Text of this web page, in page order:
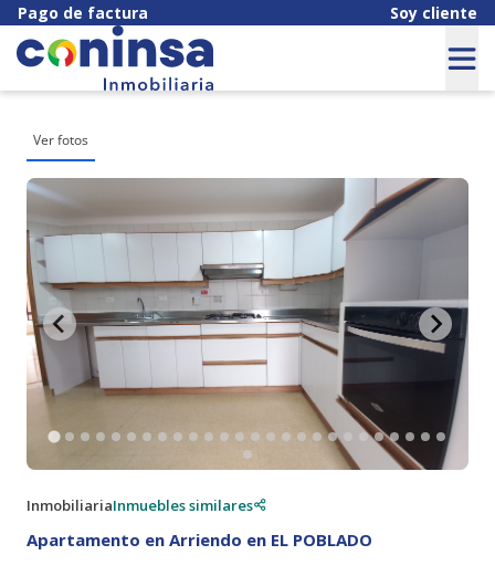
Pago de factura Soy cliente
Ver fotos
InmobiliariaInmuebles similares
Apartamento en Arriendo en EL POBLADO